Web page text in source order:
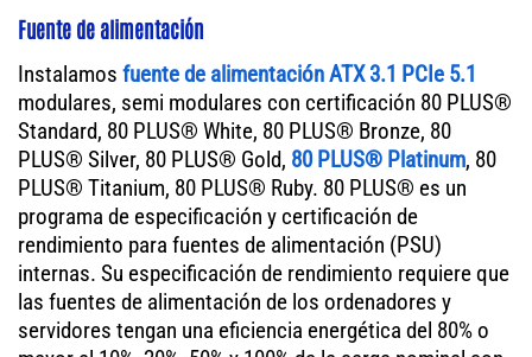
Fuente de alimentación
Instalamos fuente de alimentación ATX 3.1 PCIe 5.1
modulares, semi modulares con certificación 80 PLUS®
Standard, 80 PLUS® White, 80 PLUS® Bronze, 80
PLUS® Silver, 80 PLUS® Gold, 80 PLUS® Platinum, 80
PLUS® Titanium, 80 PLUS® Ruby. 80 PLUS® es un
programa de especificación y certificación de
rendimiento para fuentes de alimentación (PSU)
internas. Su especificación de rendimiento requiere que
las fuentes de alimentación de los ordenadores y
servidores tengan una eficiencia energética del 80% o